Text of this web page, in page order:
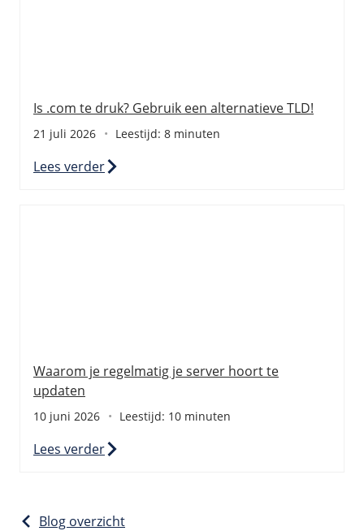
Is .com te druk? Gebruik een alternatieve TLD!
21 juli 2026 Leestijd: 8 minuten
Lees verder
Waarom je regelmatig je server hoort te
updaten
10 juni 2026 Leestijd: 10 minuten
Lees verder
Blog overzicht